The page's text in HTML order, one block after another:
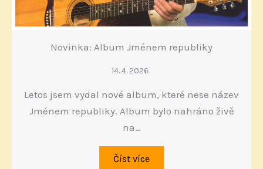
Novinka: Album Jménem republiky
14. 4. 2026
Letos jsem vydal nové album, které nese název
Jménem republiky. Album bylo nahráno živě
na…
Číst více